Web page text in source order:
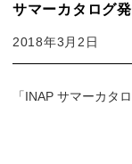
サマーカタログ
2018年3月2日
「INAP サマーカタ